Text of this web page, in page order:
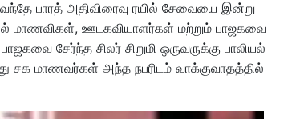
பாரத் அதிவிரைவு ரயில் சேவையை இன்று
மாணவிகள், ஊடகவியாளர்கள் மற்றும் பாஜகவை
சேர்ந்த சிலர் சிறுமி ஒருவருக்கு பாலியல்
சக மாணவர்கள் அந்த நபரிடம் வாக்குவாதத்தில்